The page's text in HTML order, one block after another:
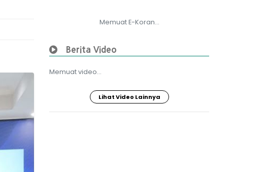
Memuat E-Koran...
Berita Video
Memuat video...
Lihat Video Lainnya